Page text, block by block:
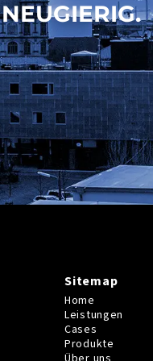
Sitemap
Home
Leistungen
Cases
Produkte